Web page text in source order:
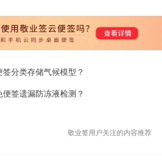
分类存储气候模型？
签遗漏防冻液检测？
敬业签用户关注的内容推荐